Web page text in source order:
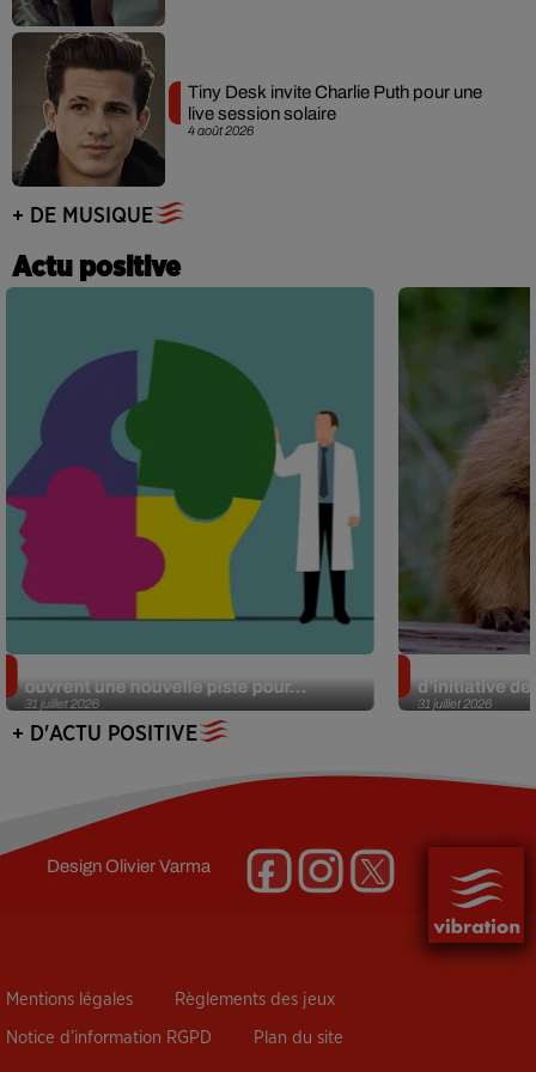
4 août 2026
Tiny Desk invite Charlie Puth pour une
live session solaire
+ DE MUSIQUE
Actu positive
31 juillet 2026
ouvrent une nouvelle piste pour...
31 juillet 2026
d’initiative
+ D'ACTU POSITIVE
DesignOlivier Varma
Mentions légales Règlements des jeux
Notice d’information RGPD Plan du site